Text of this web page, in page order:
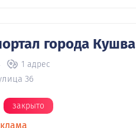
города Кушва
1 адрес
36
закрыто